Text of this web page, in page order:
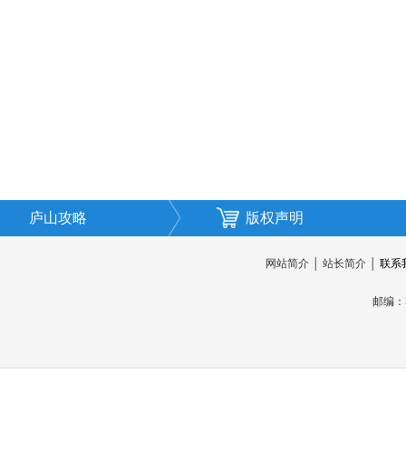
庐山攻略 版权声明
网站简介│ 站长简介│ 联系
邮编